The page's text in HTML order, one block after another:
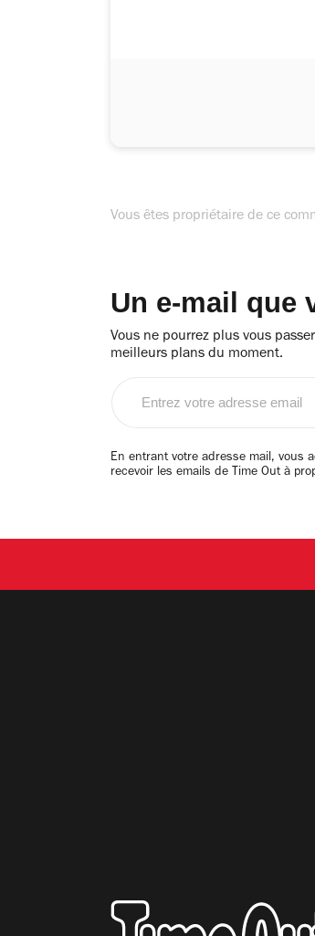
Vous êtes propriétaire de ce
Un e-mail que
Vous ne pourrez plus vous
meilleurs plans du moment.
email
En entrant votre adresse mail, vous
recevoir les emails de Time Out à